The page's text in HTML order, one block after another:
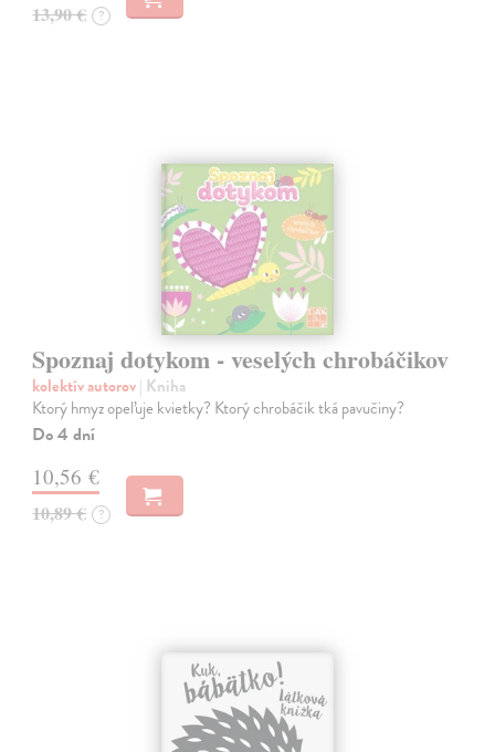
13,90 € ?
Spoznaj dotykom - veselých chrobáčikov
kolektív autorov| Kniha
Ktorý hmyz opeľuje kvietky? Ktorý chrobáčik tká pavučiny?
Do 4 dní
10,56 €
10,89 € ?